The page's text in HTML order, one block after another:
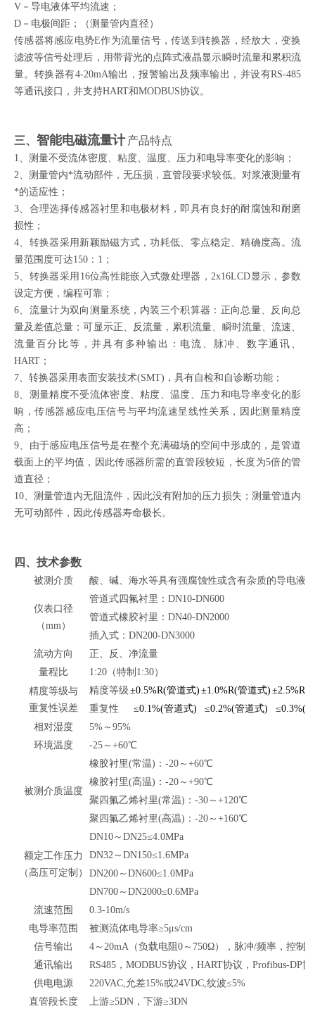
V－导电液体平均流速；
D－电极间距；（测量管内直径）
传感器将感应电势E作为流量信号，传送到转换器，经放大，变换
滤波等信号处理后，用带背光的点阵式液晶显示瞬时流量和累积流
量。转换器有4-20mA输出，报警输出及频率输出，并设有RS-485
等通讯接口，并支持HART和MODBUS协议。
三、 智能电磁流量计 产品特点
1、测量不受流体密度、粘度、温度、压力和电导率变化的影响；
2、测量管内*流动部件，无压损，直管段要求较低。对浆液测量有
*的适应性；
3、合理选择传感器衬里和电极材料，即具有良好的耐腐蚀和耐磨
损性；
4、转换器采用新颖励磁方式，功耗低、零点稳定、精确度高。流
量范围度可达150：1；
5、转换器采用16位高性能嵌入式微处理器，2x16LCD显示，参数
设定方便，编程可靠；
6、流量计为双向测量系统，内装三个积算器：正向总量、反向总
量及差值总量；可显示正、反流量，累积流量、瞬时流量、流速、
流量百分比等，并具有多种输出：电流、脉冲、数字通讯、
HART；
7、转换器采用表面安装技术(SMT)，具有自检和自诊断功能；
8、测量精度不受流体密度、粘度、温度、压力和电导率变化的影
响，传感器感应电压信号与平均流速呈线性关系，因此测量精度
高；
9、由于感应电压信号是在整个充满磁场的空间中形成的，是管道
载面上的平均值，因此传感器所需的直管段较短，长度为5倍的管
道直径；
10、测量管道内无阻流件，因此没有附加的压力损失；测量管道内
无可动部件，因此传感器寿命极长。
四、 技术参数
被测介质 酸、碱、海水等具有强腐蚀性或含有杂质的导电液
仪表口径
（mm）
管道式四氟衬里：DN10-DN600
管道式橡胶衬里：DN40-DN2000
插入式：DN200-DN3000
流动方向
正、反、净流量
量程比
1:20（特制1:30）
精度等级与
重复性误差
精度等级 ±0.5%R(管道式) ±1.0%R(管道式) ±2.5%R(
重复性
≤0.1%(管道式) ≤0.2%(管道式)
≤0.3%(
相对湿度
5%～95%
环境温度
-25～+60℃
被测介质温度
橡胶衬里(常温)：-20～+60℃
橡胶衬里(高温)：-20～+90℃
聚四氟乙烯衬里(常温)：-30～+120℃
聚四氟乙烯衬里(高温)：-20～+160℃
额定工作压力
（高压可定制）
DN10～DN25≤4.0MPa
DN32～DN150≤1.6MPa
DN200～DN600≤1.0MPa
DN700～DN2000≤0.6MPa
流速范围
0.3-10m/s
电导率范围
被测流体电导率≥5μs/cm
信号输出
4～20mA（负载电阻0～750Ω），脉冲/频率，控制
通讯输出
RS485，MODBUS协议，HART协议，Profibus-DP协
供电电源
220VAC,允差15%或24VDC,纹波≤5%
直管段长度
上游≥5DN，下游≥3DN